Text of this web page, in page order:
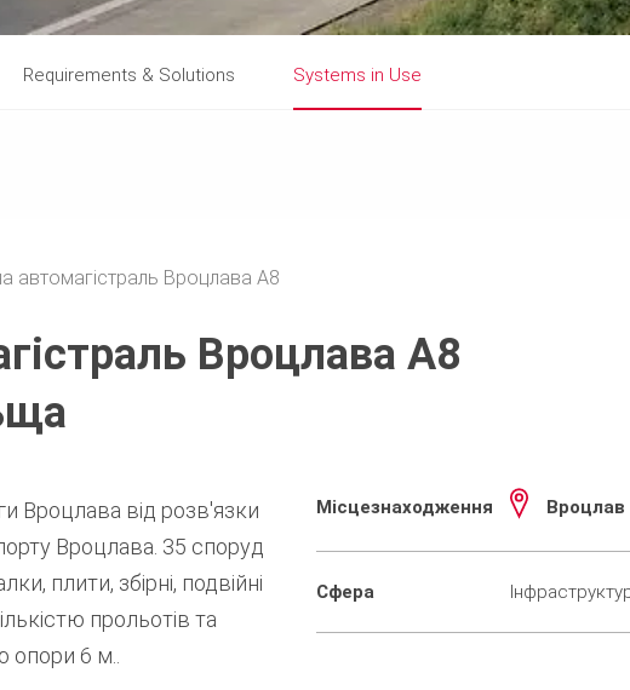
Requirements & Solutions Systems in Use
автомагістраль Вроцлава A8
Вроцлава A8
Вроцлава від розв'язки
Вроцлава. 35 споруд
плити, збірні, подвійні
прольотів та
опори 6 м..
Місцезнаходження Вроцлав
Сфера